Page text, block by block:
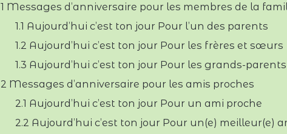
1 Messages d’anniversaire pour les membres de la
1.1 Aujourd’hui c’est ton jour Pour l’un des parents
1.2 Aujourd’hui c’est ton jour Pour les frères et sœurs
1.3 Aujourd’hui c’est ton jour Pour les grands-parents
2 Messages d’anniversaire pour les amis proches
2.1 Aujourd’hui c’est ton jour Pour un ami proche
2.2 Aujourd’hui c’est ton jour Pour un(e) meilleur(e)